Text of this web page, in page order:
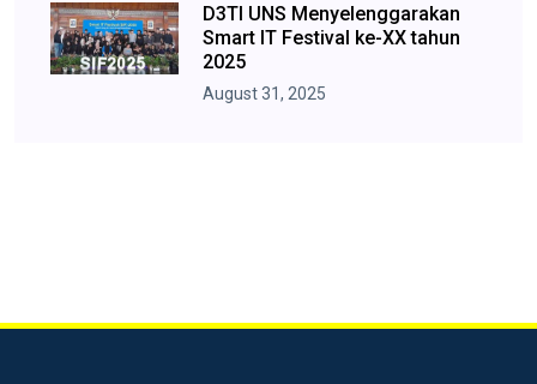
D3TI UNS Menyelenggarakan
Smart IT Festival ke-XX tahun
2025
August 31, 2025